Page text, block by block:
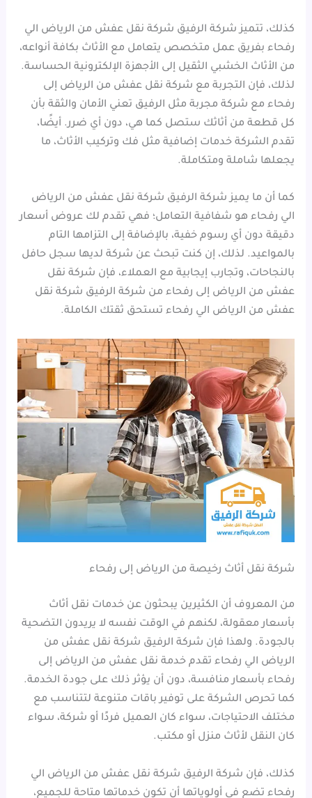
كذلك، تتميز شركة الرفيق شركة نقل عفش من الرياض الي
رفحاء بفريق عمل متخصص يتعامل مع الأثاث بكافة أنواعه،
من الأثاث الخشبي الثقيل إلى الأجهزة الإلكترونية الحساسة.
لذلك، فإن التجربة مع شركة نقل عفش من الرياض إلى
رفحاء مع شركة مجربة مثل الرفيق تعني الأمان والثقة بأن
كل قطعة من أثاثك ستصل كما هي، دون أي ضرر. أيضًا،
تقدم الشركة خدمات إضافية مثل فك وتركيب الأثاث، ما
يجعلها شاملة ومتكاملة.
كما أن ما يميز شركة الرفيق شركة نقل عفش من الرياض
الي رفحاء هو شفافية التعامل؛ فهي تقدم لك عروض أسعار
دقيقة دون أي رسوم خفية، بالإضافة إلى التزامها التام
بالمواعيد. لذلك، إن كنت تبحث عن شركة لديها سجل حافل
بالنجاحات، وتجارب إيجابية مع العملاء، فإن شركة نقل
عفش من الرياض إلى رفحاء من شركة الرفيق شركة نقل
عفش من الرياض الي رفحاء تستحق ثقتك الكاملة.
شركة نقل أثاث رخيصة من الرياض إلى رفحاء
من المعروف أن الكثيرين يبحثون عن خدمات نقل أثاث
بأسعار معقولة، لكنهم في الوقت نفسه لا يريدون التضحية
بالجودة. ولهذا فإن شركة الرفيق شركة نقل عفش من
الرياض الي رفحاء تقدم خدمة نقل عفش من الرياض إلى
رفحاء بأسعار منافسة، دون أن يؤثر ذلك على جودة الخدمة.
كما تحرص الشركة على توفير باقات متنوعة لتتناسب مع
مختلف الاحتياجات، سواء كان العميل فردًا أو شركة، سواء
كان النقل لأثاث منزل أو مكتب.
كذلك، فإن شركة الرفيق شركة نقل عفش من الرياض الي
رفحاء تضع في أولوياتها أن تكون خدماتها متاحة للجميع،